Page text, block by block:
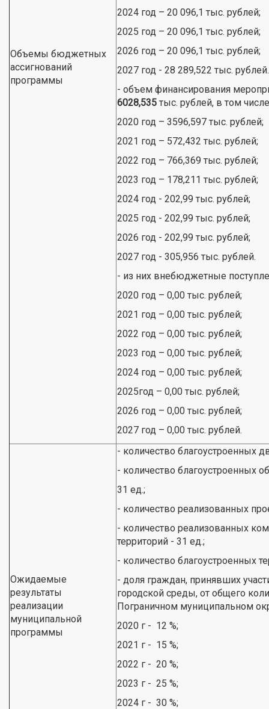
Объемы бюджетных
ассигнований
программы
2024 год – 20 096,1 тыс. рублей;
2025 год – 20 096,1 тыс. рублей;
2026 год – 20 096,1 тыс. рублей;
2027 год - 28 289,522 тыс. рублей.
- объем финансирования
6028,535 тыс. рублей, в том
2020 год – 3596,597 тыс. рублей;
2021 год – 572,432 тыс. рублей;
2022 год – 766,369 тыс. рублей;
2023 год – 178,211 тыс. рублей;
2024 год - 202,99 тыс. рублей;
2025 год - 202,99 тыс. рублей;
2026 год - 202,99 тыс. рублей;
2027 год - 305,956 тыс. рублей.
- из них внебюджетные
2020 год – 0,00 тыс. рублей;
2021 год – 0,00 тыс. рублей;
2022 год – 0,00 тыс. рублей;
2023 год – 0,00 тыс. рублей;
2024 год – 0,00 тыс. рублей;
2025год – 0,00 тыс. рублей;
2026 год – 0,00 тыс. рублей;
2027 год – 0,00 тыс. рублей.
Ожидаемые
результаты
реализации
муниципальной
программы
- количество благоустроенных
- количество благоустроенных
31 ед.;
- количество реализованных
- количество реализованных
территорий - 31 ед.;
- количество благоустроенных
- доля граждан, принявших
городской среды, от общего
Пограничном муниципальном
2020 г - 12 %;
2021 г - 15 %;
2022 г - 20 %;
2023 г - 25 %;
2024 г - 30 %;